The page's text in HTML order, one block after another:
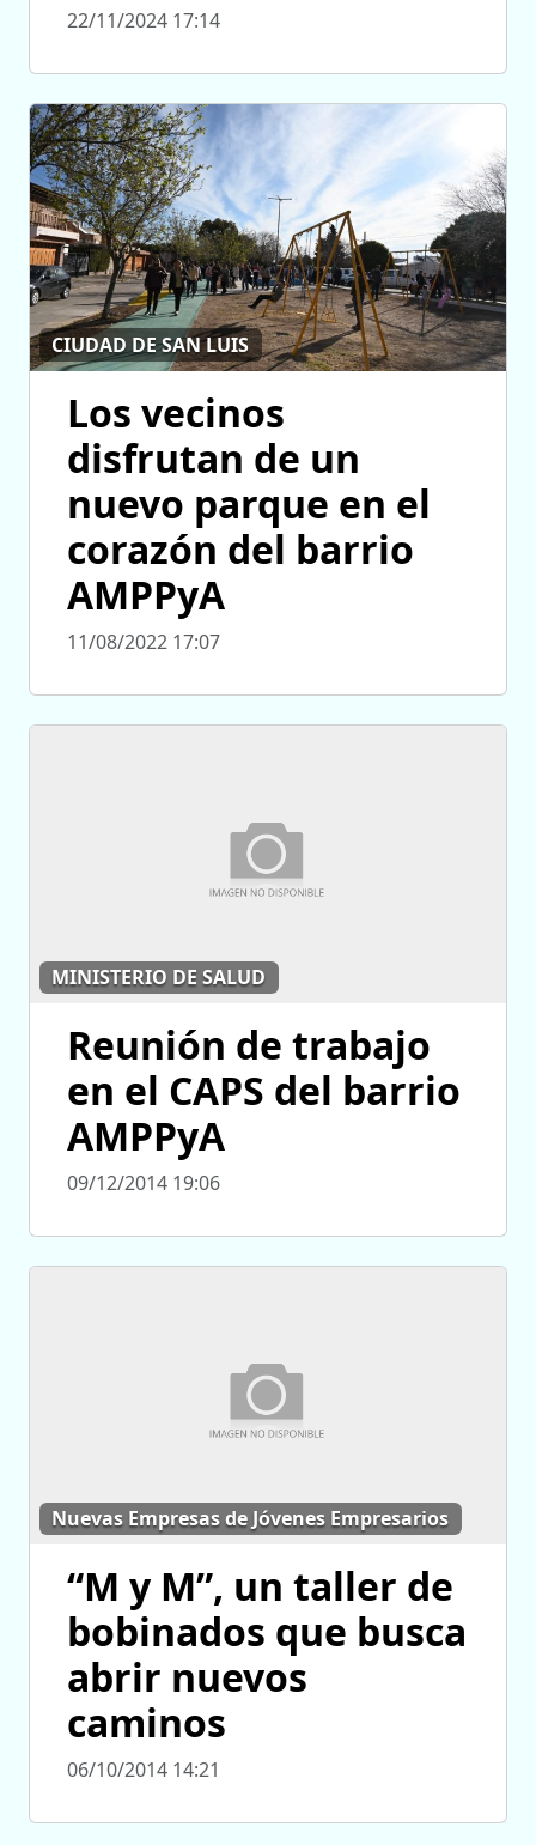
22/11/2024 17:14
CIUDAD DE SAN LUIS
Los vecinos
disfrutan de un
nuevo parque en el
corazón del barrio
AMPPyA
11/08/2022 17:07
MINISTERIO DE SALUD
Reunión de trabajo
en el CAPS del barrio
AMPPyA
09/12/2014 19:06
Nuevas Empresas de Jóvenes Empresarios
“M y M”, un taller de
bobinados que busca
abrir nuevos
caminos
06/10/2014 14:21